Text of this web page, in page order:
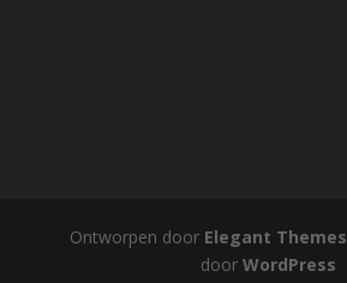
Ontworpen door Elegant Themes
doorWordPress